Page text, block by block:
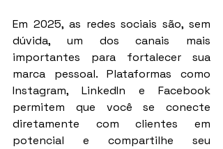
Em 2025, as redes sociais são, sem
dúvida, um dos canais mais
importantes para fortalecer sua
marca pessoal. Plataformas como
Instagram, LinkedIn e Facebook
permitem que você se conecte
diretamente com clientes em
potencial e compartilhe seu